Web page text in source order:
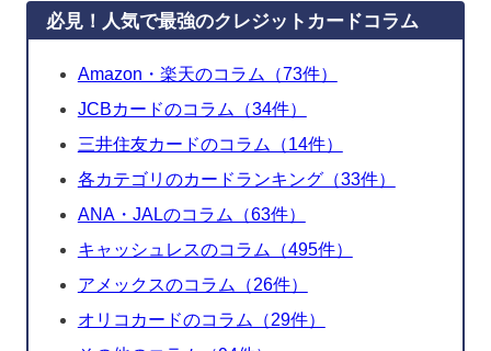
必見！人気で最強のクレジットカードコラム
Amazon・楽天のコラム（73件）
JCBカードのコラム（34件）
三井住友カードのコラム（14件）
各カテゴリのカードランキング（33件）
ANA・JALのコラム（63件）
キャッシュレスのコラム（495件）
アメックスのコラム（26件）
オリコカードのコラム（29件）